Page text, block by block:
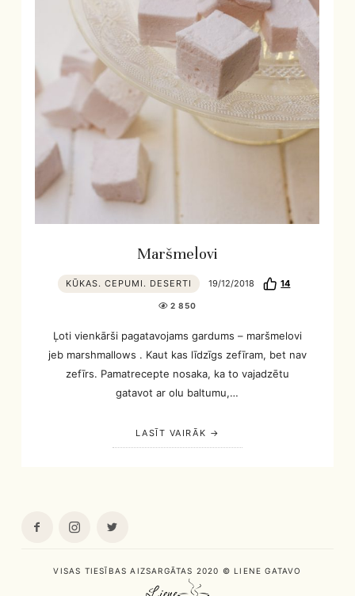
Maršmelovi
KŪKAS. CEPUMI. DESERTI 19/12/2018 14
2 850
Ļoti vienkārši pagatavojams gardums – maršmelovi
jeb marshmallows . Kaut kas līdzīgs zefīram, bet nav
zefīrs. Pamatrecepte nosaka, ka to vajadzētu
gatavot ar olu baltumu,…
LASĪT VAIRĀK
VISAS TIESĪBAS AIZSARGĀTAS 2020 © LIENE GATAVO